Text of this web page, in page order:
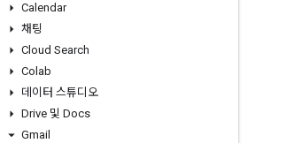
Calendar
채팅
Cloud Search
Colab
데이터 스튜디오
Drive 및 Docs
Gmail